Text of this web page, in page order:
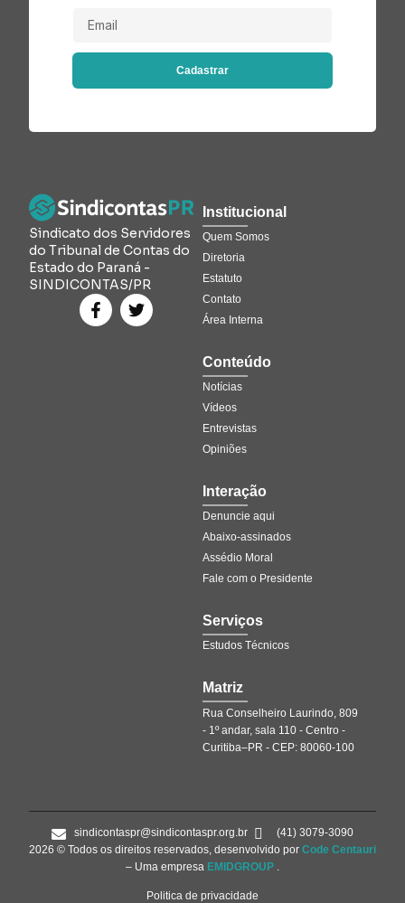
Cadastrar
Sindicato dos Servidores
do Tribunal de Contas do
Estado do Paraná -
SINDICONTAS/PR
Institucional
Quem Somos
Diretoria
Estatuto
Contato
Área Interna
Conteúdo
Notícias
Vídeos
Entrevistas
Opiniões
Interação
Denuncie aqui
Abaixo-assinados
Assédio Moral
Fale com o Presidente
Serviços
Estudos Técnicos
Matriz
Rua Conselheiro Laurindo, 809
- 1º andar, sala 110 - Centro -
Curitiba–PR - CEP: 80060-100
sindicontaspr@sindicontaspr.org.br
(41) 3079-3090
2026 © Todos os direitos reservados, desenvolvido por Code Centauri
– Uma empresa EMIDGROUP .
Politica de privacidade